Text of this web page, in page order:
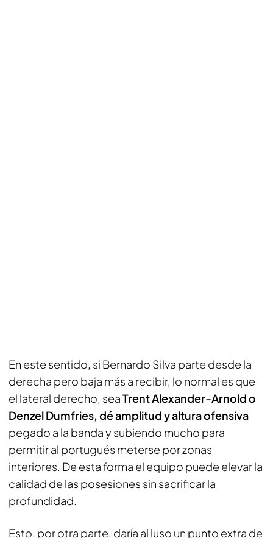
En este sentido, si Bernardo Silva parte desde la
derecha pero baja más a recibir, lo normal es que
el lateral derecho, seaTrent Alexander-Arnold o
Denzel Dumfries, dé amplitud y altura ofensiva
pegado a la banda y subiendo mucho para
permitir al portugués meterse por zonas
interiores. De esta forma el equipo puede elevar la
calidad de las posesiones sin sacrificar la
profundidad.
Esto, por otra parte, daría al luso un punto extra de